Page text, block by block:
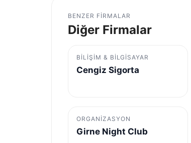
BENZER FIRMALAR
Diğer Firmalar
BILIŞIM & BILGISAYAR
Cengiz Sigorta
ORGANIZASYON
Girne Night Club